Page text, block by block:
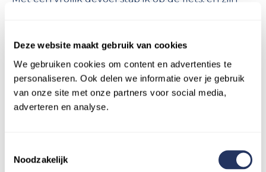
Deze website maakt gebruik van cookies
We gebruiken cookies om content en advertenties te
personaliseren. Ook delen we informatie over je gebruik
van onze site met onze partners voor social media,
adverteren en analyse.
Noodzakelijk
Beep for Help uitproberen? Je boekt direct
of website. Boek jouw afspraakhier.